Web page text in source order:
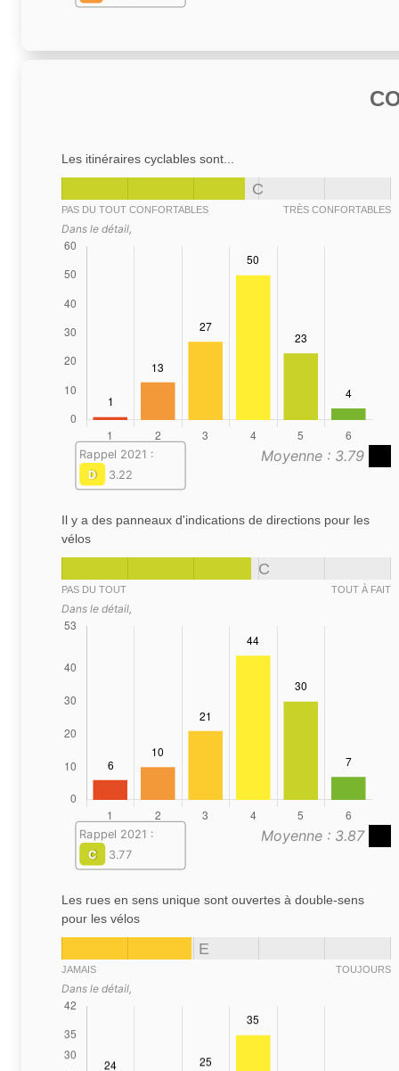
Les itinéraires cyclables sont...
C
PAS DU TOUT CONFORTABLES TRÈS CONFORTABLES
Dans le détail,
Moyenne : 3.79
Rappel 2021 :
D
3.22
Il y a des panneaux d'indications de directions pour les
vélos
C
PAS DU TOUT TOUT À FAIT
Dans le détail,
Moyenne : 3.87
Rappel 2021 :
C
3.77
Les rues en sens unique sont ouvertes à double-sens
pour les vélos
E
JAMAIS TOUJOURS
Dans le détail,